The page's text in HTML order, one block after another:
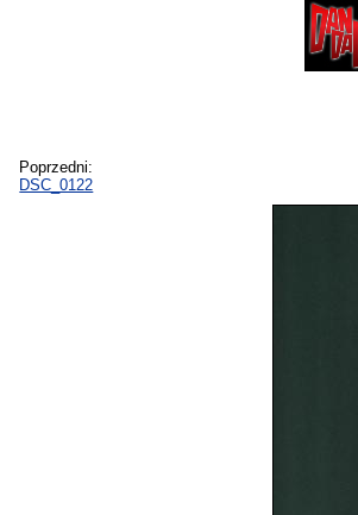
Poprzedni:
DSC_0122